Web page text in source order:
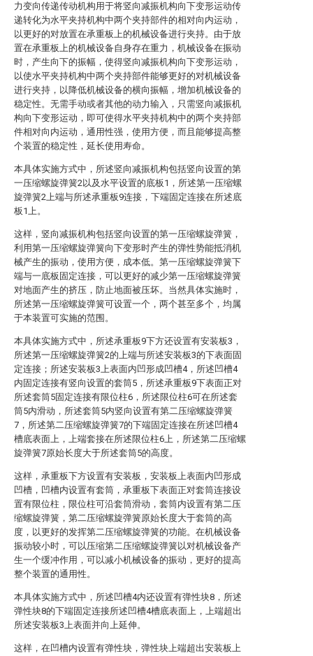
力变向传递传动机构用于将竖向减振机构向下变形运动传
递转化为水平夹持机构中两个夹持部件的相对向内运动，
以更好的对放置在承重板上的机械设备进行夹持。由于放
置在承重板上的机械设备自身存在重力，机械设备在振动
时，产生向下的振幅，使得竖向减振机构向下变形运动，
以使水平夹持机构中两个夹持部件能够更好的对机械设备
进行夹持，以降低机械设备的横向振幅，增加机械设备的
稳定性。无需手动或者其他的动力输入，只需竖向减振机
构向下变形运动，即可使得水平夹持机构中的两个夹持部
件相对向内运动，通用性强，使用方便，而且能够提高整
个装置的稳定性，延长使用寿命。
本具体实施方式中，所述竖向减振机构包括竖向设置的第
一压缩螺旋弹簧2以及水平设置的底板1，所述第一压缩螺
旋弹簧2上端与所述承重板9连接，下端固定连接在所述底
板1上。
这样，竖向减振机构包括竖向设置的第一压缩螺旋弹簧，
利用第一压缩螺旋弹簧向下变形时产生的弹性势能抵消机
械产生的振动，使用方便，成本低。第一压缩螺旋弹簧下
端与一底板固定连接，可以更好的减少第一压缩螺旋弹簧
对地面产生的挤压，防止地面被压坏。当然具体实施时，
所述第一压缩螺旋弹簧可设置一个，两个甚至多个，均属
于本装置可实施的范围。
本具体实施方式中，所述承重板9下方还设置有安装板3，
所述第一压缩螺旋弹簧2的上端与所述安装板3的下表面固
定连接；所述安装板3上表面内凹形成凹槽4，所述凹槽4
内固定连接有竖向设置的套筒5，所述承重板9下表面正对
所述套筒5固定连接有限位柱6，所述限位柱6可在所述套
筒5内滑动，所述套筒5内竖向设置有第二压缩螺旋弹簧
7，所述第二压缩螺旋弹簧7的下端固定连接在所述凹槽4
槽底表面上，上端套接在所述限位柱6上，所述第二压缩螺
旋弹簧7原始长度大于所述套筒5的高度。
这样，承重板下方设置有安装板，安装板上表面内凹形成
凹槽，凹槽内设置有套筒，承重板下表面正对套筒连接设
置有限位柱，限位柱可沿套筒滑动，套筒内设置有第二压
缩螺旋弹簧，第二压缩螺旋弹簧原始长度大于套筒的高
度，以更好的发挥第二压缩螺旋弹簧的功能。在机械设备
振动较小时，可以压缩第二压缩螺旋弹簧以对机械设备产
生一个缓冲作用，可以减小机械设备的振动，更好的提高
整个装置的通用性。
本具体实施方式中，所述凹槽4内还设置有弹性块8，所述
弹性块8的下端固定连接所述凹槽4槽底表面上，上端超出
所述安装板3上表面并向上延伸。
这样，在凹槽内设置有弹性块，弹性块上端超出安装板上